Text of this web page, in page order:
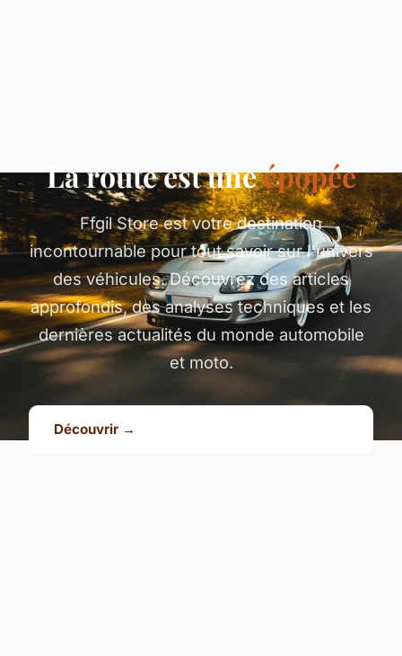
La route est uneépopée
Ffgil Store est votre destination
incontournable pour tout savoir sur l'univers
des véhicules. Découvrez des articles
approfondis, des analyses techniques et les
dernières actualités du monde automobile
et moto.
Découvrir →